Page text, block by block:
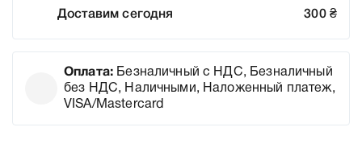
Доставим сегодня
300 ₴
Оплата: Безналичный с НДС, Безналичный
без НДС, Наличными, Наложенный платеж,
VISA/Mastercard